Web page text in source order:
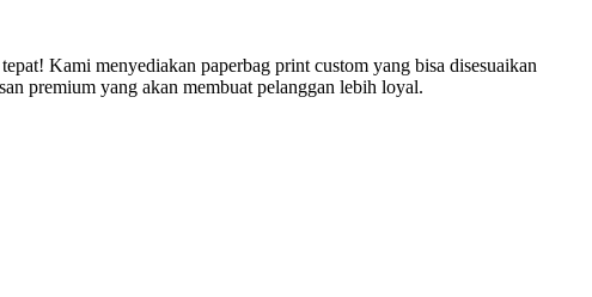
Kami menyediakan paperbag print custom yang bisa disesuaikan
premium yang akan membuat pelanggan lebih loyal.